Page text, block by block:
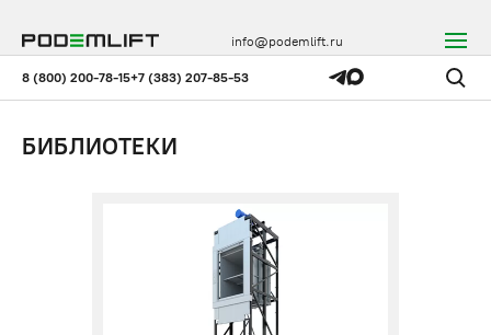
8 (800) 200-78-15+7 (383) 207-85-53
info@podemlift.ru
БИБЛИОТЕКИ